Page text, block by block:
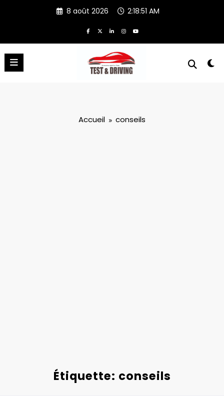
8 août 2026 2:18:51 AM
Accueil conseils
Étiquette: conseils